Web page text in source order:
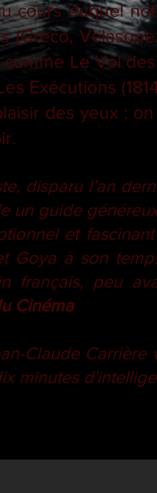
cours duquel
(Greco,
Le Vol
Exécutions
des yeux :
disparu l’an
un guide
et
Goya à son
français, peu
Cinéma
Claude
minutes